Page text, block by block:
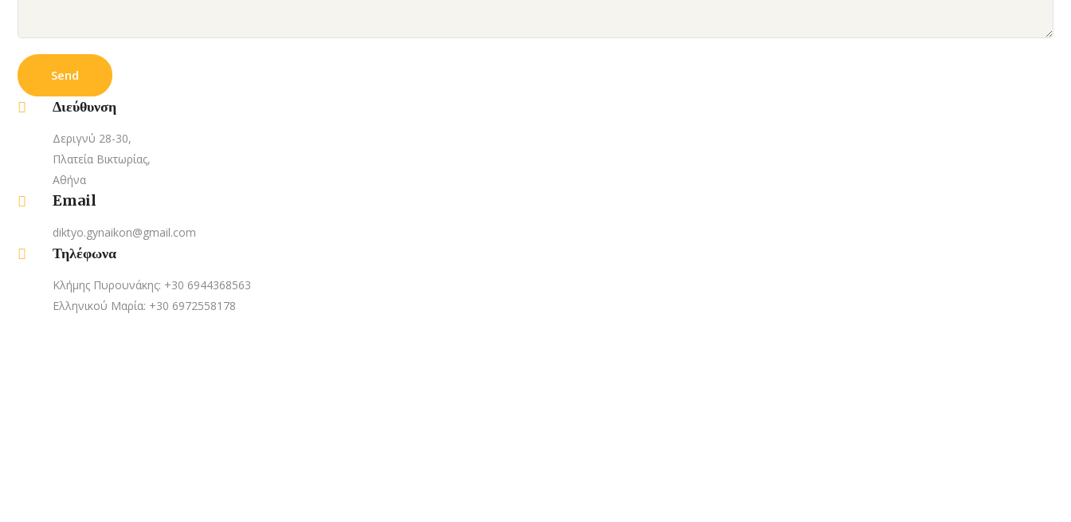
Διεύθυνση
Δεριγνύ 28-30,
Πλατεία Βικτωρίας,
Αθήνα
Email
diktyo.gynaikon@gmail.com
Τηλέφωνα
Κλήμης Πυρουνάκης: +30 6944368563
Ελληνικού Μαρία: +30 6972558178